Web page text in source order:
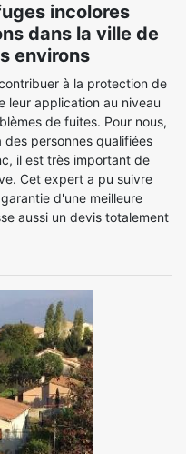
incolores
dans la ville de
environs
à la protection de
leur application au niveau
de fuites. Pour nous,
personnes qualifiées
il est très important de
Cet expert a pu suivre
d'une meilleure
aussi un devis totalement